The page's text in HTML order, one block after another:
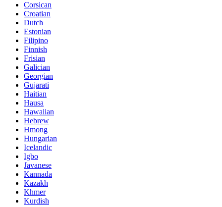
Corsican
Croatian
Dutch
Estonian
Filipino
Finnish
Frisian
Galician
Georgian
Gujarati
Haitian
Hausa
Hawaiian
Hebrew
Hmong
Hungarian
Icelandic
Igbo
Javanese
Kannada
Kazakh
Khmer
Kurdish